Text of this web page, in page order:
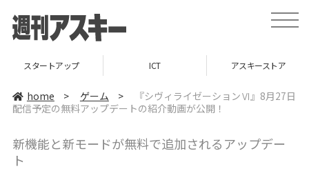
t
o
e
v
t
スタートアップ ICT アスキーストア
home > ゲーム >
『シヴィライゼーションⅥ』8月27日
配信予定の無料アップデートの紹介動画が公開！
新機能と新モードが無料で追加されるアップデー
ト